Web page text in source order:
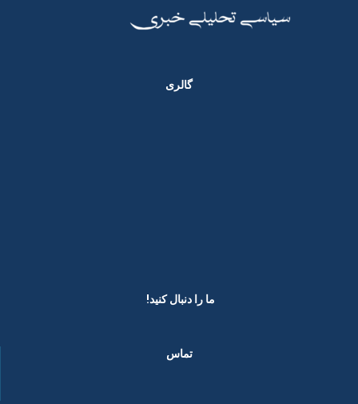
گالری
ما را دنبال کنید! ​
تماس